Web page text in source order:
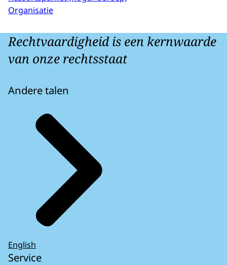
Organisatie
Rechtvaardigheid is een kernwaarde
van onze rechtsstaat
Andere talen
English
Service